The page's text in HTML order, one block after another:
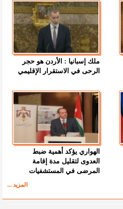
ملك إسبانيا : الأردن هو حجر
الرحى في الاستقرار الإقليمي
الهواري يؤكد أهمية ضبط
العدوى لتقليل مدة إقامة
المرضى في المستشفيات
المزيد ...